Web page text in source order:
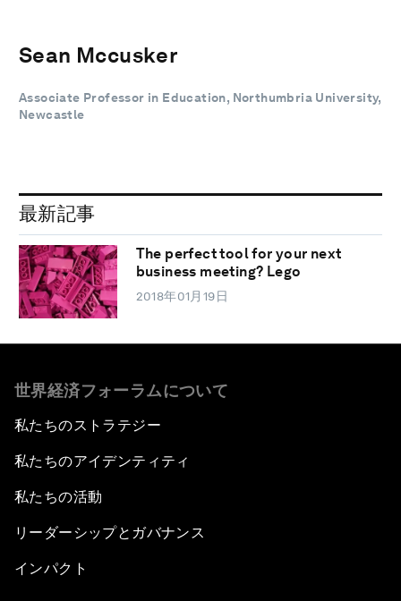
Sean Mccusker
Associate Professor in Education, Northumbria University,
Newcastle
最新記事
The perfect tool for your next
business meeting? Lego
2018年01月19日
世界経済フォーラムについて
私たちのストラテジー
私たちのアイデンティティ
私たちの活動
リーダーシップとガバナンス
インパクト